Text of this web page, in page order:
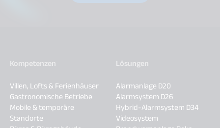
Kompetenzen
Villen, Lofts & Ferienhäuser
Gastronomische Betriebe
Mobile & temporäre
Standorte
Lösungen
Alarmanlage D20
Alarmsystem D26
Hybrid-Alarmsystem D34
Videosystem